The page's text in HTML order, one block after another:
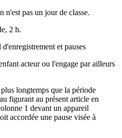
pas un jour de classe.
2 h.
et pauses
acteur ou l'engage par ailleurs
longtemps que la période
figurant au présent article en
1 devant un appareil
accordée une pause visée à